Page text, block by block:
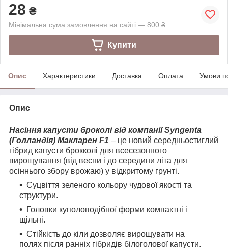
28 ₴
Мінімальна сума замовлення на сайті — 800 ₴
Купити
Опис Характеристики Доставка Оплата Умови
Опис
Насіння капусти броколі від компанії Syngenta
(Голландія) Макларен F1 – це новий середньостиглий
гібрид капусти брокколі для всесезонного
вирощування (від весни і до середини літа для
осіннього збору врожаю) у відкритому грунті.
Суцвіття зеленого кольору чудової якості та
структури.
Головки куполоподібної форми компактні і
щільні.
Стійкість до кіли дозволяє вирощувати на
полях після ранніх гібридів білоголової капусти.